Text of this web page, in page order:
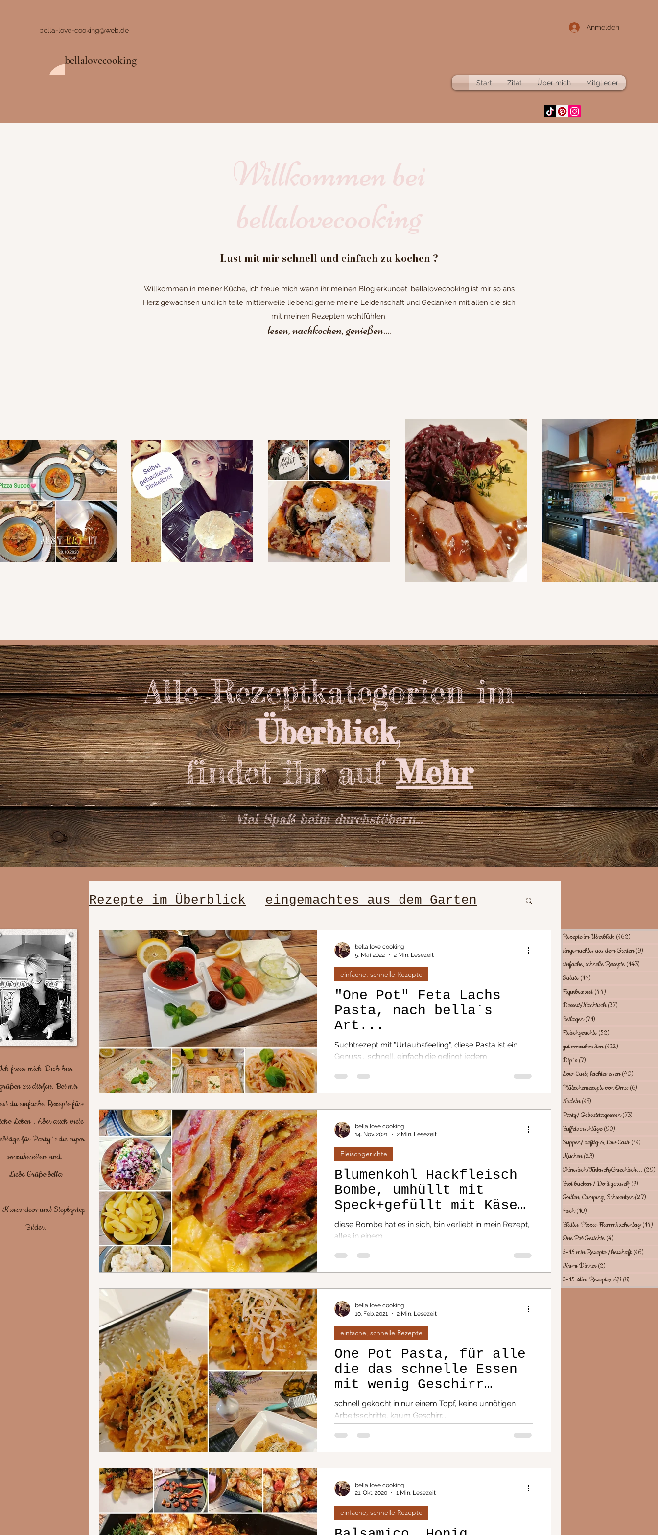
bella-love-cooking@web.de Anmelden
bellalovecooking
Start Zitat Über mich Mitglieder
Willkommen bei
bellalovecooking
Lust mit mir schnell und einfach zu kochen ?
Willkommen in meiner Küche, ich freue mich wenn ihr meinen Blog erkundet. bellalovecooking ist mir so ans
Herz gewachsen und ich teile mittlerweile liebend gerne meine Leidenschaft und Gedanken mit allen die sich
mit meinen Rezepten wohlfühlen.
lesen, nachkochen, genießen....
Alle Rezeptkategorien im
Überblick,
findet ihr aufMehr
Viel Spaß beim durchstöbern...
freue mich Dich hier
zu dürfen. Bei mir
du einfache Rezepte fürs
Leben . Aber auch viele
für Party´s die super
vorzubereiten sind.
Liebe Grüße bella
und Stepbystep
Bilder.
Rezepte im Überblick (162)
eingemachtes aus dem Garten (9)
einfache, schnelle Rezepte (143)
Salate (14)
Figurbewusst (44)
Dessert/Nachtisch (37)
Beilagen (71)
Fleischgerichte (52)
gut vorzubereiten (132)
Dip´s (7)
Low-Carb, leichtes essen (40)
Plätzchenrezepte von Oma (6)
Nudeln (18)
Party/ Geburtstagsessen(73)
Buffetvorschläge (90)
Suppen/ deftig & Low Carb (11)
Kuchen (23)
Chinesisch/Türkisch/Griechisch... (29)
Brot backen / Do it yourself (7)
Grillen, Camping, Schwenken (27)
Fisch (10)
Blätter-Pizza-Flammkuchenteig (14)
One Pot Gerichte (4)
5-15 min Rezepte / herzhaft (16)
Krimi Dinner (2)
5-15 Min. Rezepte/ süß (8)
Rezepte im Überblick eingemachtes aus dem Garten
einfache, schnelle Rezepte Salate
Dessert/Nachtisch Beilagen Fleischgerichte
gut vorzubereiten Dip´s Low-Carb, leichtes essen
Plätzchenrezepte von Oma Nudeln
Party/ Geburtstagsessen Buffetvorschläge
Suppen/ deftig & Low Carb Kuchen
Chinesisch/Türkisch/Griechisch...
Brot backen / Do it yourself
Grillen, Camping, Schwenken Fisch
Blätter-Pizza-Flammkuchenteig One Pot Gerichte
5-15 min Rezepte / herzhaft Krimi Dinner
5-15 Min. Rezepte/ süß
"One Pot" Feta Lachs
Pasta, nach bella´s
Art...
Suchtrezept mit "Urlaubsfeeling", diese Pasta ist ein
Genuss... schnell, einfach die gelingt jedem
einfache, schnelle Rezepte
bella love cooking
5. Mai 2022
2 Min. Lesezeit
Blumenkohl Hackfleisch
Bombe, umhüllt mit
Speck+gefüllt mit Käse,
dazu Kartoffeln absolut
Hammer...
diese Bombe hat es in sich, bin verliebt in mein Rezept,
alles in einem...
Fleischgerichte
bella love cooking
14. Nov. 2021
2 Min. Lesezeit
One Pot Pasta, für alle
die das schnelle Essen
mit wenig Geschirr
lieben....
schnell gekocht in nur einem Topf, keine unnötigen
Arbeitsschritte, kaum Geschirr...
einfache, schnelle Rezepte
bella love cooking
10. Feb. 2021
2 Min. Lesezeit
einfache, schnelle Rezepte
bella love cooking
21. Okt. 2020
1 Min. Lesezeit